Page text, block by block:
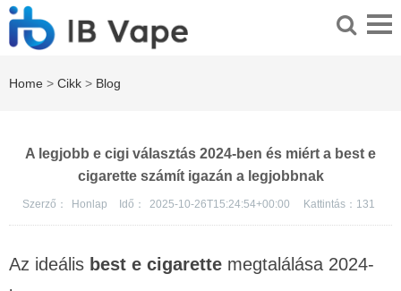
Home > Cikk > Blog
A legjobb e cigi választás 2024-ben és miért a best e
cigarette számít igazán a legjobbnak
Szerző： Honlap Idő： 2025-10-26T15:24:54+00:00 Kattintás： 131
Az ideális best e cigarette megtalálása 2024-